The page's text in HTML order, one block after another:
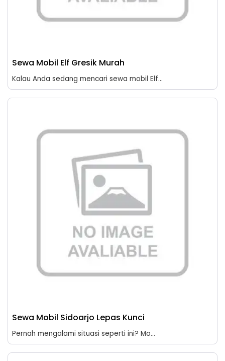
Sewa Mobil Elf Gresik Murah
Kalau Anda sedang mencari sewa mobil Elf...
Sewa Mobil Sidoarjo Lepas Kunci
Pernah mengalami situasi seperti ini? Mo...